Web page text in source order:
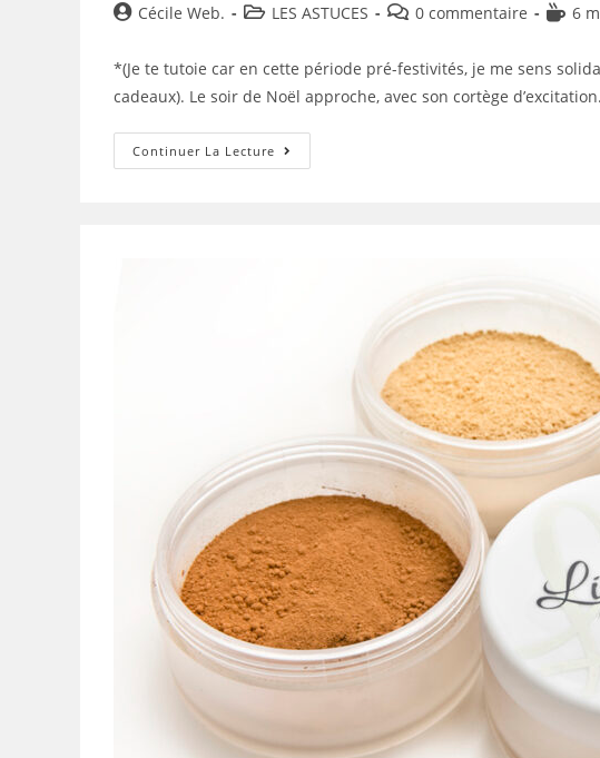
Auteur/autrice
la
publication :
Cécile Web.
PostLES ASTUCES
Post0 commentaire
Temps
6
*(Je te tutoie car en cette période pré-festivités, je me sens
cadeaux). Le soir de Noël approche, avec son cortège
Continuer La Lecture A
Toi*